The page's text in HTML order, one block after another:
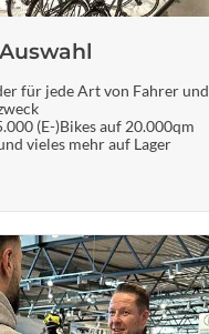
Toplight 2C LED
Scheinwerfer
MYC LED 50Lux
(Smart System) 750
Laufradgröße
28"
für jede Art von Fahrer und
(E-)Bikes auf 20.000qm
vieles mehr auf Lager